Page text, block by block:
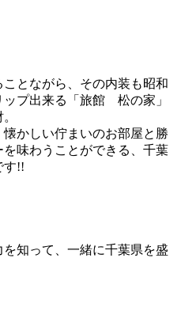
とながら、その内装も昭和
プ出来る「旅館 松の家」
かしい佇まいのお部屋と勝
味わうことができる、千葉
す!!
知って、一緒に千葉県を盛